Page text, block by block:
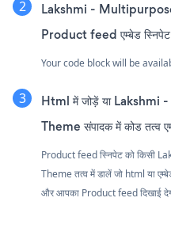
Lakshmi -
Product feed एम्बेड स्निपेट
Your code block will be
Html में जोड़ें या
Theme संपादक में कोड तत्व
Product feed स्निपेट को किसी
Theme तत्व में डालें जो html या
और आपका Product feed दिखाई